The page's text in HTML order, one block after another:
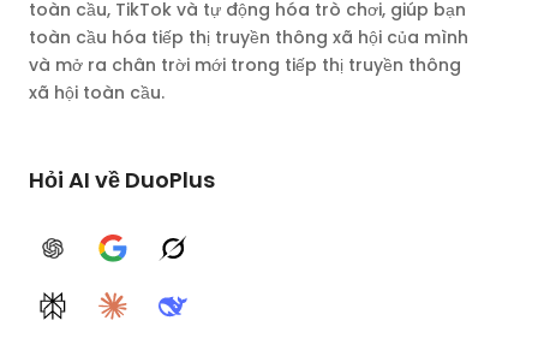
toàn cầu, TikTok và tự động hóa trò chơi, giúp bạn
toàn cầu hóa tiếp thị truyền thông xã hội của mình
và mở ra chân trời mới trong tiếp thị truyền thông
xã hội toàn cầu.
Hỏi AI về DuoPlus
ChatGPTGoogle AIGrok
PerplexityClaudeDeepSeek